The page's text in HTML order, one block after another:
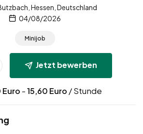
Hessen, Deutschland
04/08/2026
Minijob
Jetzt bewerben
Euro -15,60 Euro / Stunde